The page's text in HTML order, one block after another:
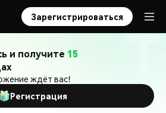
Зарегистрироваться
и получите 15
ждёт вас!
Регистрация